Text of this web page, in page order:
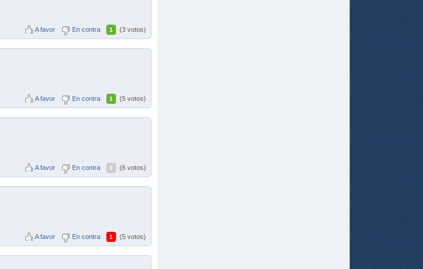
A favor En contra 1 (3 votos)
A favor En contra 1 (5 votos)
A favor En contra 0 (6 votos)
A favor En contra 1 (5 votos)